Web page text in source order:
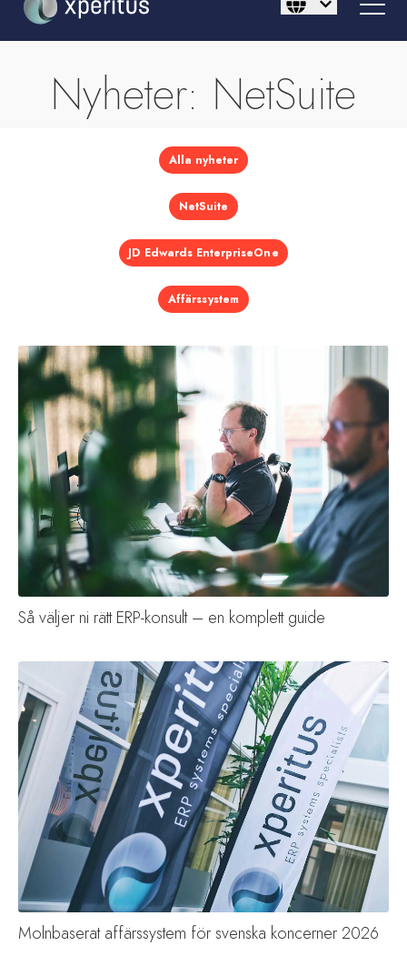
Nyheter: NetSuite
Alla nyheter
NetSuite
JD Edwards EnterpriseOne
Affärssystem
Så väljer ni rätt ERP-konsult – en komplett guide
Molnbaserat affärssystem för svenska koncerner 2026